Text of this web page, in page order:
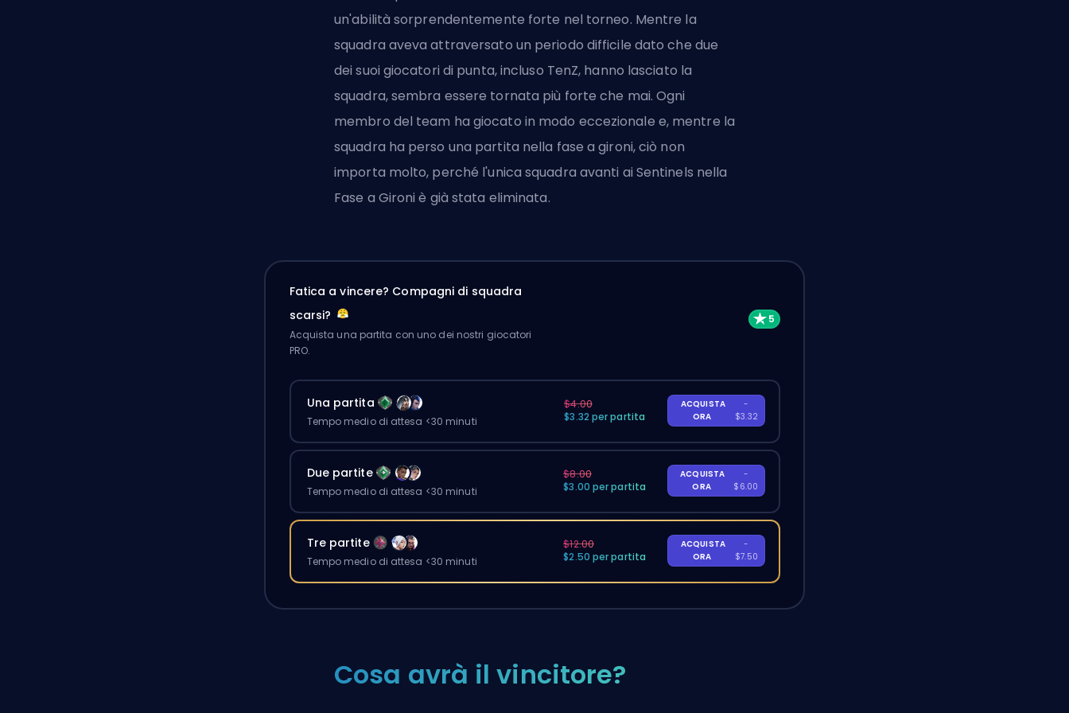
un'abilità sorprendentemente forte nel torneo. Mentre la
squadra aveva attraversato un periodo difficile dato che due
dei suoi giocatori di punta,incluso TenZ, hanno lasciato la
squadra, sembra essere tornata più forte che mai. Ogni
membro del team ha giocato in modo eccezionale e, mentre la
squadra ha perso una partita nella fase a gironi, ciò non
importa molto, perché l'unica squadra avanti ai Sentinels nella
Fase a Gironi è già stata eliminata.
Fatica a vincere? Compagni di squadra
scarsi?
Acquista una partita con uno dei nostri giocatori
PRO.
Una partita
Tempo medio di attesa <30 minuti
$4.00
$3.32 per partita
ACQUISTA
ORA
-
$3.32
Due partite
Tempo medio di attesa <30 minuti
$8.00
$3.00 per partita
ACQUISTA
ORA
-
$6.00
Tre partite
Tempo medio di attesa <30 minuti
$12.00
$2.50 per partita
ACQUISTA
ORA
-
$7.50
Cosa avrà il vincitore?